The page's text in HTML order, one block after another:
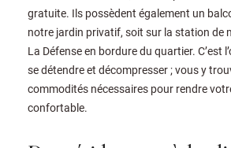
gratuite. Ils possèdent également un
notre jardin privatif, soit sur la station de
La Défense en bordure du quartier. C’est
se détendre et décompresser ; vous y
commodités nécessaires pour rendre
confortable.